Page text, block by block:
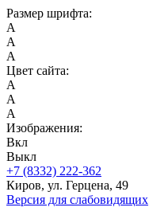
Размер шрифта:
A
A
A
Цвет сайта:
A
A
A
Изображения:
Вкл
Выкл
+7 (8332) 222-362
Киров, ул. Герцена, 49
Версия для слабовидящих